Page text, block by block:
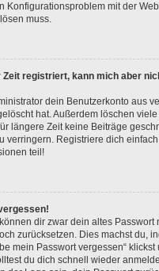
Konfigurationsproblem mit der
muss.
Zeit registriert, kann mich aber
dein Benutzerkonto aus
hat. Außerdem löschen
längere Zeit keine Beiträge
verringern. Registriere dich
teil!
dir zwar dein altes Passwort
zurücksetzen. Dies machst du,
mein Passwort vergessen“ klickst
du dich schnell wieder